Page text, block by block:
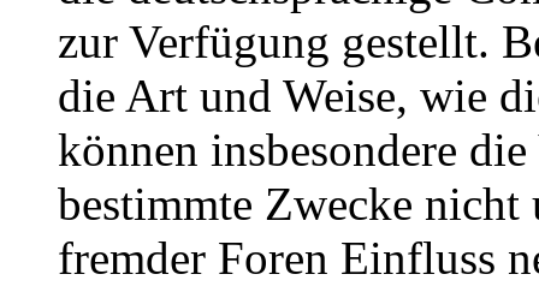
zur Verfügung gestellt.
die Art und Weise, wie
können insbesondere
bestimmte Zwecke nicht
fremder Foren Einfluss